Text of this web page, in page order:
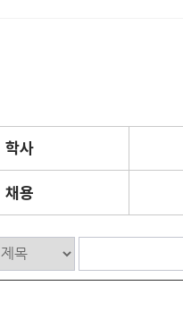
학사
채용